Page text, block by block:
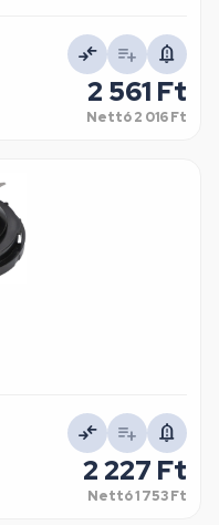
2 561 Ft
Nettó2 016 Ft
2 227 Ft
Nettó1 753 Ft